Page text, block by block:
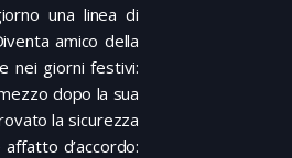
una linea di
amico della
nei giorni festivi:
dopo la sua
la sicurezza
d’accordo: